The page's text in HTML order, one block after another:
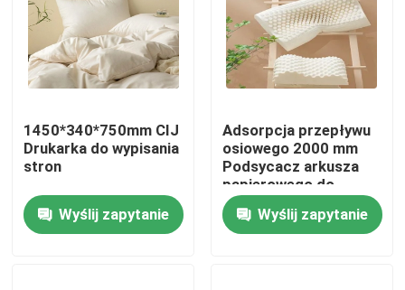
1450*340*750mm CIJ
Drukarka do wypisania
stron
Wyślij zapytanie
Adsorpcja przepływu
osiowego 2000 mm
Podsycacz arkusza
papierowego do
plastikowych toreb
Wyślij zapytanie